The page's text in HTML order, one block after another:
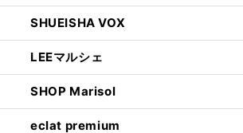
SHUEISHA VOX
LEEマルシェ
SHOP Marisol
eclat premium